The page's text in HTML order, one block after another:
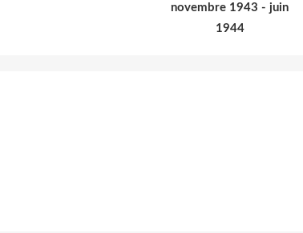
novembre 1943 - juin
1944